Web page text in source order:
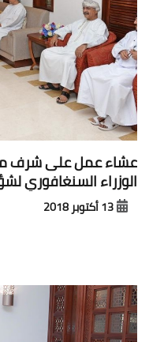
عشاء عمل على شرف
الوزراء السنغافوري
13 أكتوبر 2018